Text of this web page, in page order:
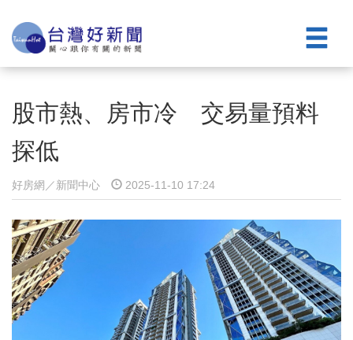
股市熱、房市冷 交易量預料
探低
好房網／新聞中心 2025-11-10 17:24